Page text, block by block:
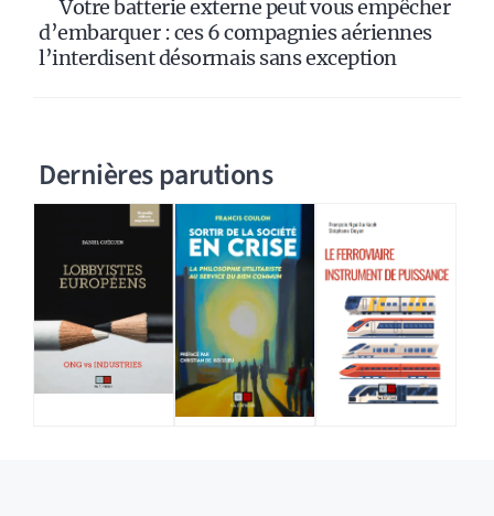
Votre batterie externe peut vous empêcher
d’embarquer : ces 6 compagnies aériennes
l’interdisent désormais sans exception
Dernières parutions